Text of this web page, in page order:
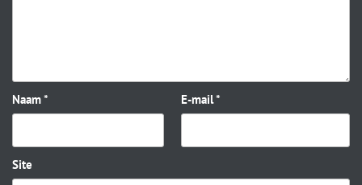
Naam* E-mail*
Site